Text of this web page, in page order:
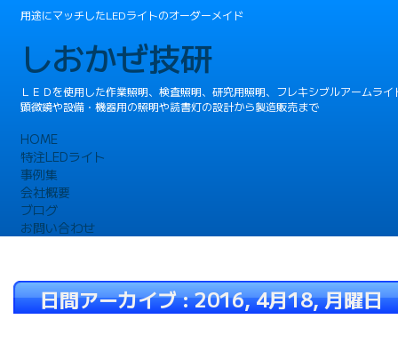
用途にマッチしたLEDライトのオーダーメイド
しおかぜ技研
ＬＥＤを使用した作業照明、検査照明、研究用照明、フレキシブルアームライ
顕微鏡や設備・機器用の照明や読書灯の設計から製造販売まで
HOME
特注LEDライト
事例集
会社概要
ブログ
お問い合わせ
日間アーカイブ :2016, 4月18, 月曜日